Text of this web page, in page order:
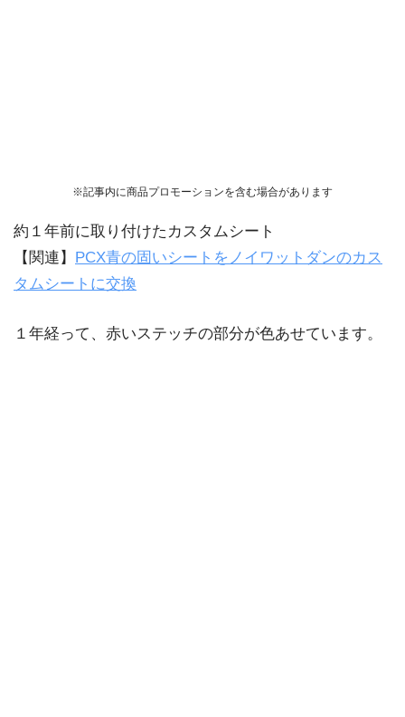
※記事内に商品プロモーションを含む場合があります
約１年前に取り付けたカスタムシート
【関連】 PCX青の固いシートをノイワットダンのカス
タムシートに交換
１年経って、赤いステッチの部分が色あせています。